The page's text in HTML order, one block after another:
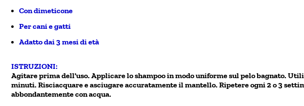
Con dimeticone
Per cani e gatti
Adatto dai 3 mesi di età
ISTRUZIONI:
Agitare prima dell'uso. Applicare lo shampoo in modo uniforme sul pelo bagnato.
minuti. Risciacquare e asciugare accuratamente il mantello. Ripetere ogni 2 o 3
abbondantemente con acqua.